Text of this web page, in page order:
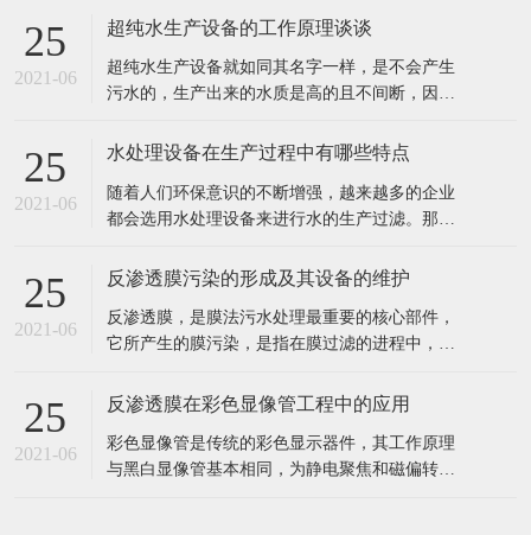
出水水质好。 2、工业食品超纯水设备多采用多
介质过滤器、活性炭过滤器作及保安过滤器作为
预处理，能有效去除原水中的悬浮物、胶体、泥
沙、异味等杂质，处理后的水能能
25
2021-06
反渗透膜污染的形成及其设备的维护
反渗透膜，是膜法污水处理最重要的核心部件，
它所产生的膜污染，是指在膜过滤的进程中，水
让膜孔径变小或者是阻塞。反渗透膜作为深圳反
渗透设备的核心部件，咱们来看看反渗透膜污染
的要素、损害。 1、反渗透体系污染 反渗透体系
的污染通常指体系进水中所含的无
25
2021-06
反渗透膜在彩色显像管工程中的应用
彩色显像管是传统的彩色显示器件，其工作原理
与黑白显像管基本相同，为静电聚焦和磁偏转方
开始我国彩管产量的持续增长，彩管工厂已成了
我国排污的大户之一。与电子工业其它领域一
样，彩管的生产同样需要纯度高、需量大的纯
水，而经过彩管制造车间使用的纯水，排出时都
在线留言